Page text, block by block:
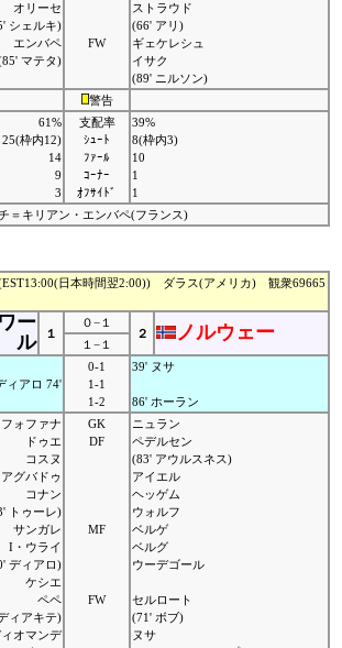
オリーセ
シェルキ)
エンバペ
マテタ)
FW
ストラウド
(66' アリ)
ギェケレシュ
イサク
(89' ニルソン)
警告
61%
25(枠内12)
14
9
3
支配率
ｼｭｰﾄ
ﾌｧｰﾙ
ｺｰﾅｰ
ｵﾌｻｲﾄﾞ
39%
8(枠内3)
10
1
1
＝キリアン・エンバペ(フランス)
日本時間翌2:00)) ダラス(アメリカ) 観衆69665
ー
ル
１
０−１
２
ノルウェー
１−１
ィアロ 74'
0-1
1-1
1-2
39' ヌサ
86' ホーラン
ォファナ
ドゥエ
コスヌ
アグバドゥ
コナン
トゥーレ)
サンガレ
I・ウライ
ディアロ)
ケシエ
ペペ
ィアキテ)
オマンデ
GK
DF
MF
FW
ニュラン
ペデルセン
(83' アウルスネス)
アイエル
ヘッゲム
ウォルフ
ベルゲ
ベルグ
ウーデゴール
セルロート
(71' ボブ)
ヌサ